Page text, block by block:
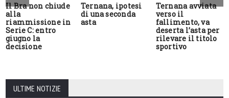
Il Bra non chiude
alla
riammissione in
Serie C: entro
giugno la
decisione
Ternana, ipotesi
di una seconda
asta
Ternana avviata
verso il
fallimento, va
deserta l’asta per
rilevare il titolo
sportivo
ULTIME NOTIZIE